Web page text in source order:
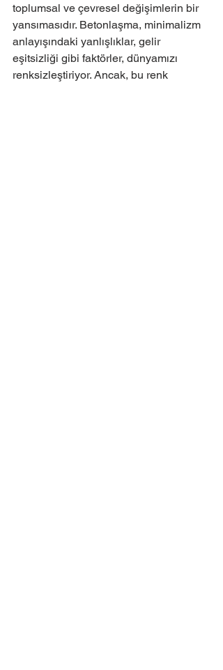
toplumsal ve çevresel değişimlerin bir
yansımasıdır. Betonlaşma, minimalizm
anlayışındaki yanlışlıklar, gelir
eşitsizliği gibi faktörler, dünyamızı
renksizleştiriyor. Ancak, bu renk